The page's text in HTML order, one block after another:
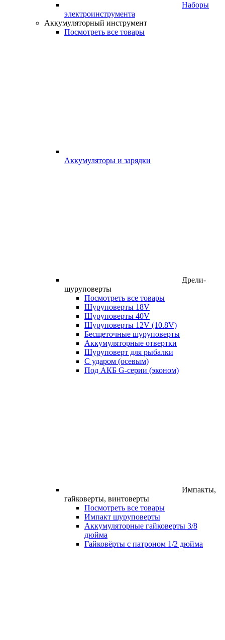
Наборы
электроинструмента
Аккумуляторный инструмент
Посмотреть все товары
Аккумуляторы и зарядки
Дрели-
шуруповерты
Посмотреть все товары
Шуруповерты 18V
Шуруповерты 40V
Шуруповерты 12V (10.8V)
Бесщеточные шуруповерты
Аккумуляторные отвертки
Шуруповерт для рыбалки
С ударом (осевым)
Под АКБ G-серии (эконом)
Импакты,
гайковерты, винтоверты
Посмотреть все товары
Импакт шуруповерты
Аккумуляторные гайковерты 3/8
дюйма
Гайковёрты с патроном 1/2 дюйма